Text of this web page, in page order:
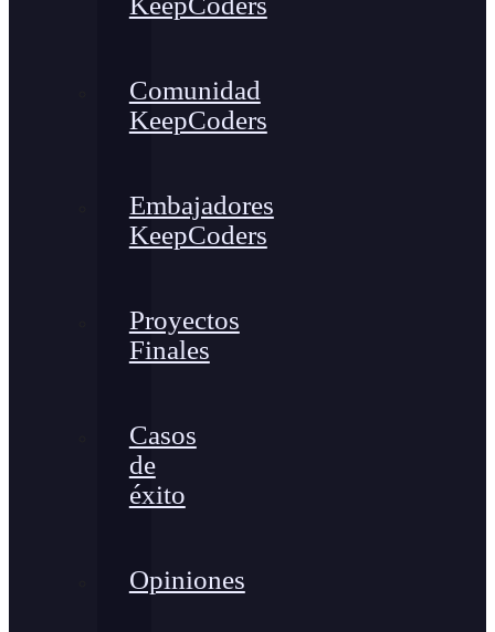
Comunidad
KeepCoders
Embajadores
KeepCoders
Proyectos
Finales
Casos
de
éxito
Opiniones